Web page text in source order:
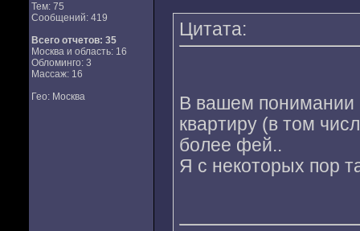
Тем: 75
Сообщений: 419
Всего отчетов: 35
Москва и область: 16
Обломинго: 3
Массаж: 16
Гео: Москва
Цитата:
В вашем
квартиру (в том
более фей..
Я с некоторых пор